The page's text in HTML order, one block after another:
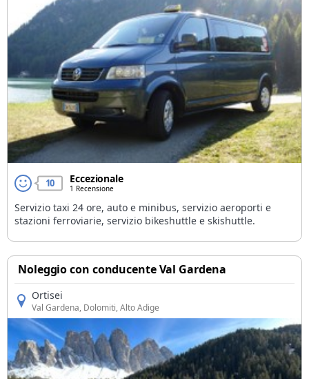
10 Eccezionale
1 Recensione
Servizio taxi 24 ore, auto e minibus, servizio aeroporti e
stazioni ferroviarie, servizio bikeshuttle e skishuttle.
Noleggio con conducente Val Gardena
Ortisei
Val Gardena, Dolomiti, Alto Adige